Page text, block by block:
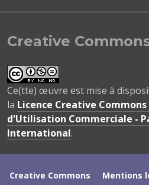
Creative
Ce(tte) œuvre est mise à
la Licence Creative
d'Utilisation Commerciale -
International.
Creative Commons Mentions